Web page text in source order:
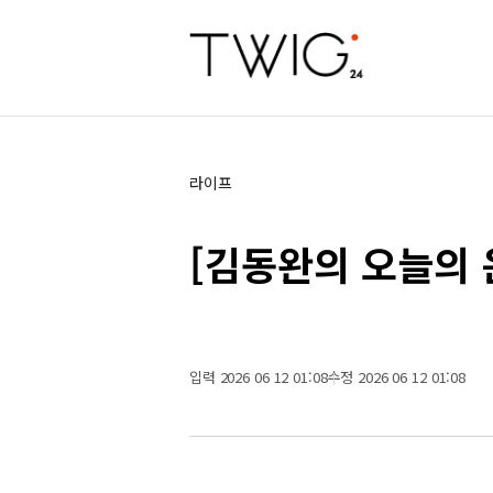
라이프
[김동완의 오늘
입력 2026 06 12 01:08수정 2026 06 12 01:08